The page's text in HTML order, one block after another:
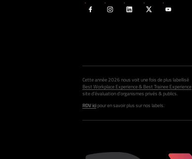
Cette année 2026 nous voit une fois de plus labellisé
Best Workplace Experience & Best Trainee Experience
site d’évaluation d’organismes privés & publics.
RDV icipour en savoir plus sur nos labels.